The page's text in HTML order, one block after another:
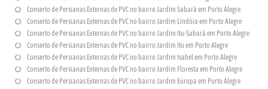
Conserto de Persianas Externas de PVC no bairro Jardim Sabará em Porto Alegre
Conserto de Persianas Externas de PVC no bairro Jardim Lindóia em Porto Alegre
Conserto de Persianas Externas de PVC no bairro Jardim Itu-Sabará em Porto Alegre
Conserto de Persianas Externas de PVC no bairro Jardim Itu em Porto Alegre
Conserto de Persianas Externas de PVC no bairro Jardim Isabel em Porto Alegre
Conserto de Persianas Externas de PVC no bairro Jardim Floresta em Porto Alegre
Conserto de Persianas Externas de PVC no bairro Jardim Europa em Porto Alegre